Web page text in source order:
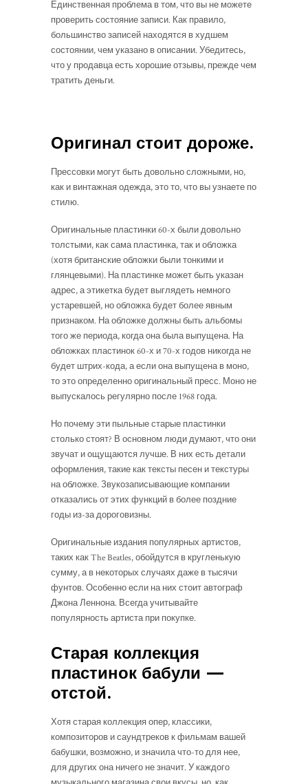
Единственная проблема в том, что вы не можете
проверить состояние записи. Как правило,
большинство записей находятся в худшем
состоянии, чем указано в описании. Убедитесь,
что у продавца есть хорошие отзывы, прежде чем
тратить деньги.
Оригинал стоит дороже.
Прессовки могут быть довольно сложными, но,
как и винтажная одежда, это то, что вы узнаете по
стилю.
Оригинальные пластинки 60-х были довольно
толстыми, как сама пластинка, так и обложка
(хотя британские обложки были тонкими и
глянцевыми). На пластинке может быть указан
адрес, а этикетка будет выглядеть немного
устаревшей, но обложка будет более явным
признаком. На обложке должны быть альбомы
того же периода, когда она была выпущена. На
обложках пластинок 60-х и 70-х годов никогда не
будет штрих-кода, а если она выпущена в моно,
то это определенно оригинальный пресс. Моно не
выпускалось регулярно после 1968 года.
Но почему эти пыльные старые пластинки
столько стоят? В основном люди думают, что они
звучат и ощущаются лучше. В них есть детали
оформления, такие как тексты песен и текстуры
на обложке. Звукозаписывающие компании
отказались от этих функций в более поздние
годы из-за дороговизны.
Оригинальные издания популярных артистов,
таких как The Beatles, обойдутся в кругленькую
сумму, а в некоторых случаях даже в тысячи
фунтов. Особенно если на них стоит автограф
Джона Леннона. Всегда учитывайте
популярность артиста при покупке.
Старая коллекция
пластинок бабули —
отстой.
Хотя старая коллекция опер, классики,
композиторов и саундтреков к фильмам вашей
бабушки, возможно, и значила что-то для нее,
для других она ничего не значит. У каждого